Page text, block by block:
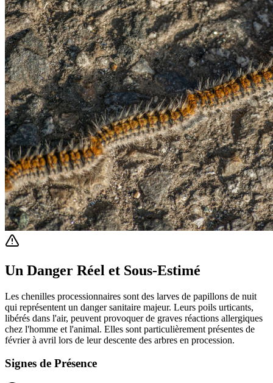
Un Danger Réel et Sous-Estimé
Les chenilles processionnaires sont des larves de papillons de nuit
qui représentent un danger sanitaire majeur. Leurs poils urticants,
libérés dans l'air, peuvent provoquer de graves réactions allergiques
chez l'homme et l'animal. Elles sont particulièrement présentes de
février à avril lors de leur descente des arbres en procession.
Signes de Présence